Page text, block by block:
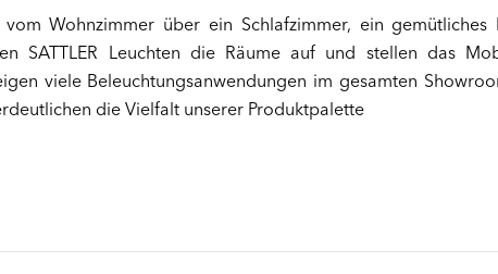
Wohnzimmer über ein Schlafzimmer, ein gemütliches
SATTLER Leuchten die Räume auf und stellen das
viele Beleuchtungsanwendungen im gesamten
die Vielfalt unserer Produktpalette